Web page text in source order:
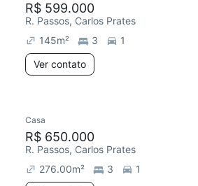
R$ 599.000
R. Passos, Carlos Prates
145m² 3
1
Ver contato
Chegou este mês
Casa
R$ 650.000
R. Passos, Carlos Prates
276.00m² 3
1